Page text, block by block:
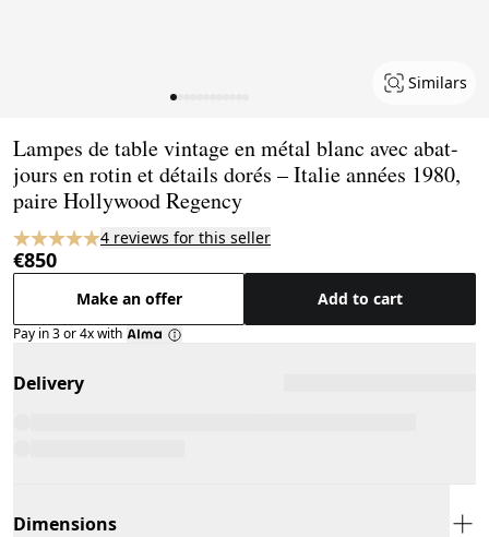
Similars
Lampes de table vintage en métal blanc avec abat-
jours en rotin et détails dorés – Italie années 1980,
paire Hollywood Regency
4 reviews for this seller
€850
Make an offer Add to cart
Pay in 3 or 4x with
Delivery
Dimensions